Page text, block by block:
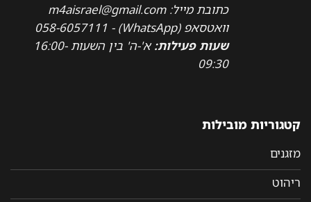
כתובת מייל: m4aisrael@gmail.com
וואטסאפ (WhatsApp) - 058-6057111
שעות פעילות:
א'-ה' בין השעות 16:00-
09:30
קטגוריות מובילות
מזגנים
ריהוט